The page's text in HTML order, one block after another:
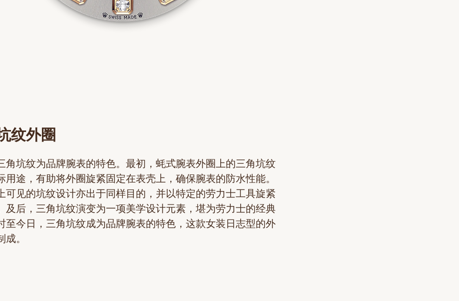
纹外圈
角坑纹为品牌腕表的特色。最初，蚝式腕表外圈上的三角坑纹
用途，有助将外圈旋紧固定在表壳上，确保腕表的防水性能。
可见的坑纹设计亦出于同样目的，并以特定的劳力士工具旋紧
及后，三角坑纹演变为一项美学设计元素，堪为劳力士的经典
至今日，三角坑纹成为品牌腕表的特色，这款女装日志型的外
。